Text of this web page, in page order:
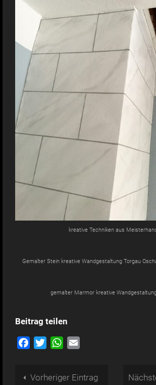
kreative Techniken aus
Gemalter Stein kreative Wandgestaltung Torgau
gemalter Marmor kreative
Beitrag teilen
FacebookTwitterWhatsApp
Vorheriger Eintrag